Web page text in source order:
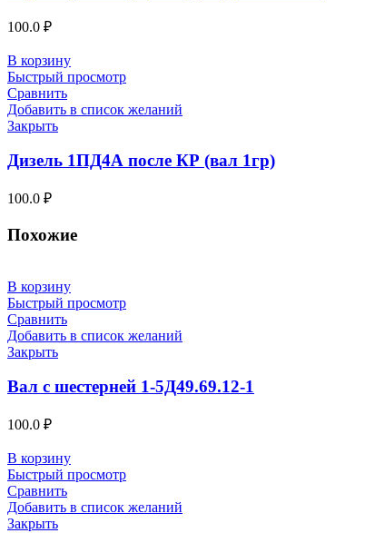
100.0 ₽
В корзину
Быстрый просмотр
Сравнить
Добавить в список желаний
Закрыть
Дизель 1ПД4А после КР (вал 1гр)
100.0 ₽
Похожие
В корзину
Быстрый просмотр
Сравнить
Добавить в список желаний
Закрыть
Вал с шестерней 1-5Д49.69.12-1
100.0 ₽
В корзину
Быстрый просмотр
Сравнить
Добавить в список желаний
Закрыть